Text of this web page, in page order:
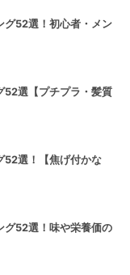
グ52選！初心者・メン
52選【プチプラ・髪質
52選！【焦げ付かな
グ52選！味や栄養価の